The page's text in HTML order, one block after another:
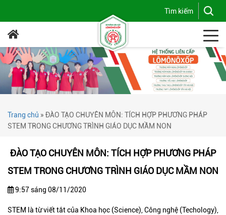
Trang chủ » ĐÀO TẠO CHUYÊN MÔN: TÍCH HỢP PHƯƠNG PHÁP
STEM TRONG CHƯƠNG TRÌNH GIÁO DỤC MẦM NON
ĐÀO TẠO CHUYÊN MÔN: TÍCH HỢP PHƯƠNG PHÁP
STEM TRONG CHƯƠNG TRÌNH GIÁO DỤC MẦM NON
9:57 sáng 08/11/2020
STEM là từ viết tắt của Khoa học (Science), Công nghệ (Techology),